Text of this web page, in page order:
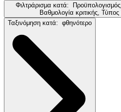
Φιλτράρισμα κατά:
Βαθμολογία κριτικής,
Ταξινόμηση κατά: φθηνότερο